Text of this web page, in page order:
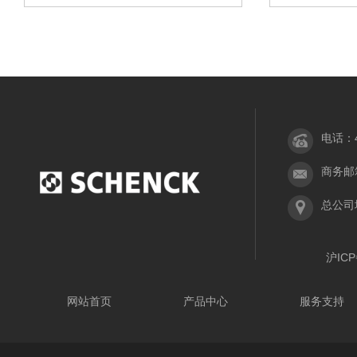
电话
商务
总公
沪
网站首页 产品中心 服务支持